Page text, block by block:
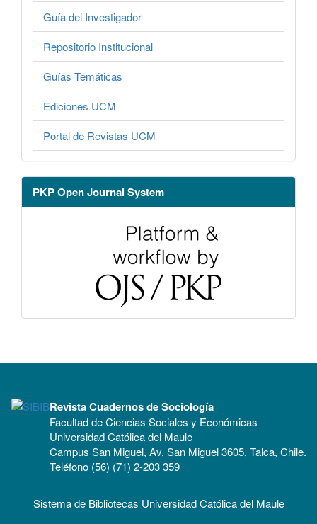
Guía del Investigador
Repositorio Institucional
Guías Temáticas
Ediciones UCM
Portal de Revistas UCM
PKP Open Journal System
Revista Cuadernos de Sociología
Facultad de Ciencias Sociales y Económicas
Universidad Católica del Maule
Campus San Miguel, Av. San Miguel 3605, Talca, Chile.
Teléfono (56) (71) 2-203 359
Sistema de Bibliotecas Universidad Católica del Maule